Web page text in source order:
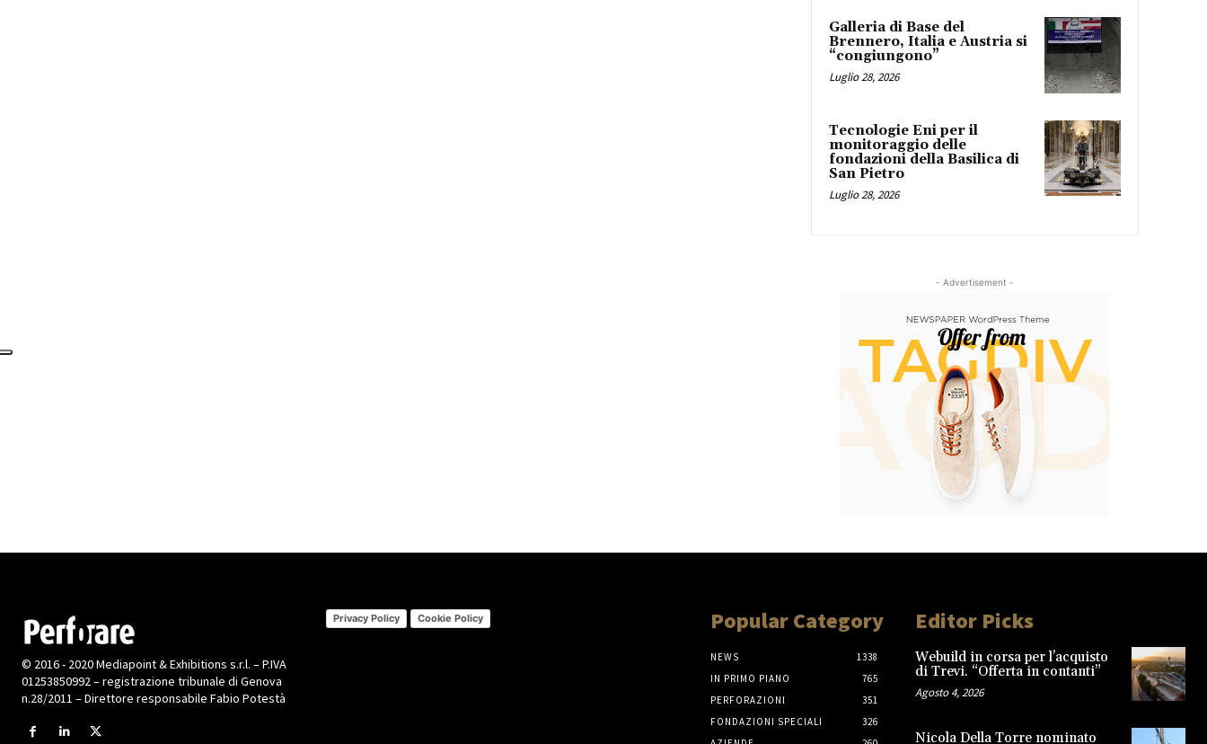
Galleria di Base del
Brennero, Italia e Austria si
“congiungono”
Luglio 28, 2026
Tecnologie Eni per il
monitoraggio delle
fondazioni della Basilica di
San Pietro
Luglio 28, 2026
- Advertisement -
© 2016 - 2020 Mediapoint & Exhibitions s.r.l. – P.IVA
01253850992 – registrazione tribunale di Genova
n.28/2011 – Direttore responsabile Fabio Potestà
Privacy Policy Cookie Policy Popular Category
NEWS
1338
IN PRIMO PIANO
765
PERFORAZIONI
351
FONDAZIONI SPECIALI
326
Editor Picks
Webuild in corsa per l’acquisto
di Trevi. “Offerta in contanti”
Agosto 4, 2026
Nicola Della Torre nominato